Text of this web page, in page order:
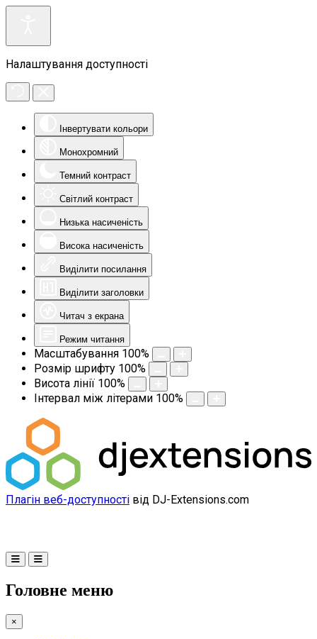
Налаштування доступності
Інвертувати кольори
Монохромний
Темний контраст
Світлий контраст
Низька насиченість
Висока насиченість
Виділити посилання
Виділити заголовки
Читач з екрана
Режим читання
Масштабування 100%
Розмір шрифту 100%
Висота лінії 100%
Інтервал між літерами 100%
Плагін веб-доступності від DJ-Extensions.com
Головне меню
×